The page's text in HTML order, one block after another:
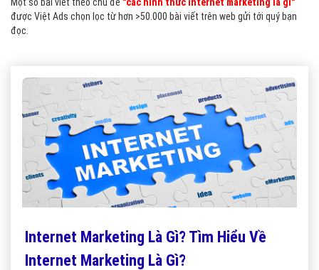
được Việt Ads chọn lọc từ hơn >50.000 bài viết trên web gửi tới quý bạn
đọc.
Internet Marketing Là Gì? Tìm Hiểu Về
Internet Marketing Là Gì?